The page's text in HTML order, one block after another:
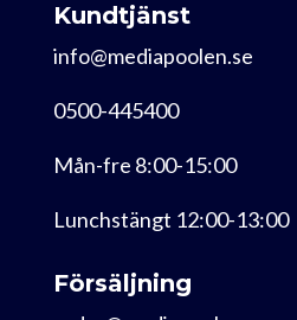
Kundtjänst
info@mediapoolen.se
0500-445400
Mån-fre 8:00-15:00
Lunchstängt 12:00-13:00
Försäljning